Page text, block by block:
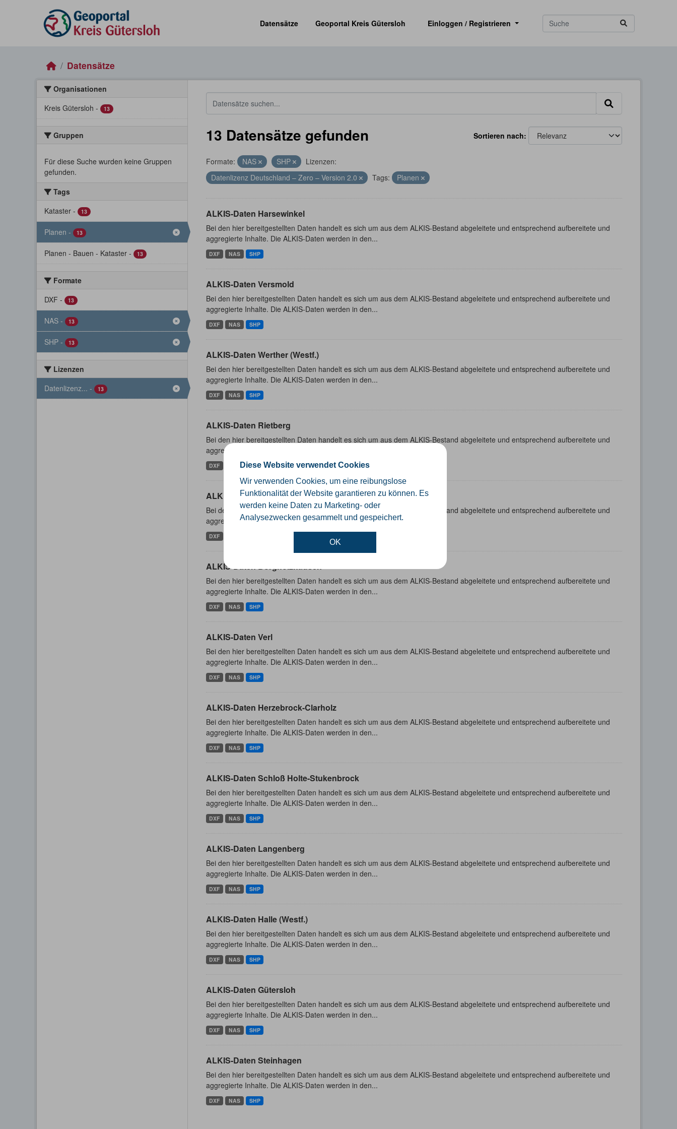
Diese Website verwendet Cookies
Wir verwenden Cookies, um eine reibungslose
Funktionalität der Website garantieren zu können. Es
werden keine Daten zu Marketing- oder
Analysezwecken gesammelt und gespeichert.
OK
Datensätze
Geoportal Kreis Gütersloh Einloggen / Registrieren
Datensätze
Organisationen
Kreis Gütersloh - 13
Gruppen
Für diese Suche wurden keine Gruppen
gefunden.
Tags
Kataster - 13
Planen - 13
Planen - Bauen - Kataster - 13
Formate
DXF - 13
NAS - 13
SHP - 13
Lizenzen
Datenlizenz... - 13
Sortieren nach
13 Datensätze gefunden
Formate: NAS SHP
Lizenzen:
Datenlizenz Deutschland – Zero – Version 2.0
Tags: Planen
ALKIS-Daten Harsewinkel
Bei den hier bereitgestellten Daten handelt es sich um aus dem ALKIS-Bestand abgeleitete und entsprechend aufbereitete und
aggregierte Inhalte. Die ALKIS-Daten werden in den...
DXF NAS SHP
ALKIS-Daten Versmold
Bei den hier bereitgestellten Daten handelt es sich um aus dem ALKIS-Bestand abgeleitete und entsprechend aufbereitete und
aggregierte Inhalte. Die ALKIS-Daten werden in den...
DXF NAS SHP
ALKIS-Daten Werther (Westf.)
Bei den hier bereitgestellten Daten handelt es sich um aus dem ALKIS-Bestand abgeleitete und entsprechend aufbereitete und
aggregierte Inhalte. Die ALKIS-Daten werden in den...
DXF NAS SHP
ALKIS-Daten Rietberg
Bei den hier bereitgestellten Daten handelt es sich um aus dem ALKIS-Bestand abgeleitete und entsprechend aufbereitete und
aggregierte Inhalte. Die ALKIS-Daten werden in den...
DXF SHP
ALKIS-Daten Rheda-Wiedenbrück
Bei den hier bereitgestellten Daten handelt es sich um aus dem ALKIS-Bestand abgeleitete und entsprechend aufbereitete und
aggregierte Inhalte. Die ALKIS-Daten werden in den...
DXF
ALKIS-Daten Borgholzhausen
Bei den hier bereitgestellten Daten handelt es sich um aus dem ALKIS-Bestand abgeleitete und entsprechend aufbereitete und
aggregierte Inhalte. Die ALKIS-Daten werden in den...
DXF NAS SHP
ALKIS-Daten Verl
Bei den hier bereitgestellten Daten handelt es sich um aus dem ALKIS-Bestand abgeleitete und entsprechend aufbereitete und
aggregierte Inhalte. Die ALKIS-Daten werden in den...
DXF NAS SHP
ALKIS-Daten Herzebrock-Clarholz
Bei den hier bereitgestellten Daten handelt es sich um aus dem ALKIS-Bestand abgeleitete und entsprechend aufbereitete und
aggregierte Inhalte. Die ALKIS-Daten werden in den...
DXF NAS SHP
ALKIS-Daten Schloß Holte-Stukenbrock
Bei den hier bereitgestellten Daten handelt es sich um aus dem ALKIS-Bestand abgeleitete und entsprechend aufbereitete und
aggregierte Inhalte. Die ALKIS-Daten werden in den...
DXF NAS SHP
ALKIS-Daten Langenberg
Bei den hier bereitgestellten Daten handelt es sich um aus dem ALKIS-Bestand abgeleitete und entsprechend aufbereitete und
aggregierte Inhalte. Die ALKIS-Daten werden in den...
DXF NAS SHP
ALKIS-Daten Halle (Westf.)
Bei den hier bereitgestellten Daten handelt es sich um aus dem ALKIS-Bestand abgeleitete und entsprechend aufbereitete und
aggregierte Inhalte. Die ALKIS-Daten werden in den...
DXF NAS SHP
ALKIS-Daten Gütersloh
Bei den hier bereitgestellten Daten handelt es sich um aus dem ALKIS-Bestand abgeleitete und entsprechend aufbereitete und
aggregierte Inhalte. Die ALKIS-Daten werden in den...
DXF NAS SHP
ALKIS-Daten Steinhagen
Bei den hier bereitgestellten Daten handelt es sich um aus dem ALKIS-Bestand abgeleitete und entsprechend aufbereitete und
aggregierte Inhalte. Die ALKIS-Daten werden in den...
DXF NAS SHP